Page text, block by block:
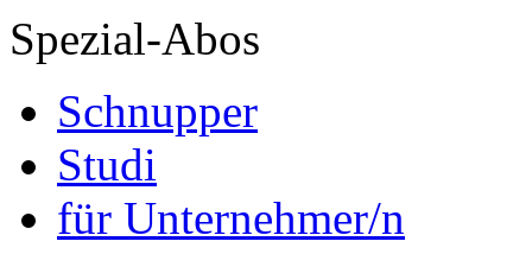
Spezial-Abos
Schnupper
Studi
für Unternehmer/n